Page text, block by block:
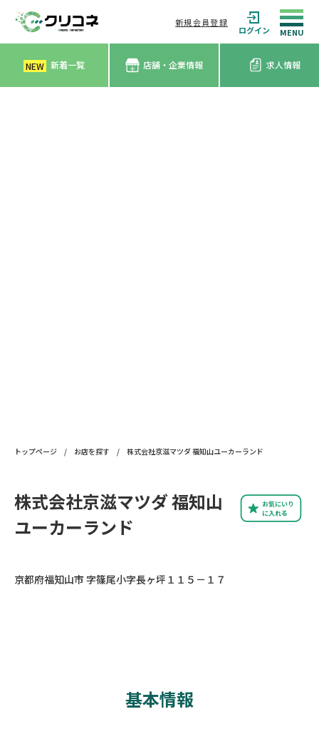
新規会員登録
ログイン
NEW 新着一覧 店舗・企業情報 求人情報
トップページ / お店を探す / 株式会社京滋マツダ 福知山ユーカーランド
お気にいり
に入れる
株式会社京滋マツダ 福知山
ユーカーランド
京都府福知山市 字篠尾小字長ヶ坪１１５－１７
基本情報